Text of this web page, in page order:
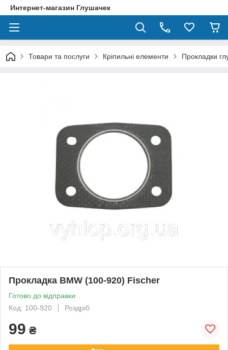
Интернет-магазин Глушачек
Товари та послуги Кріпильні елементи Прокладки
Прокладка BMW (100-920) Fischer
Готово до відправки
Код: 100-920
Роздріб
99 ₴